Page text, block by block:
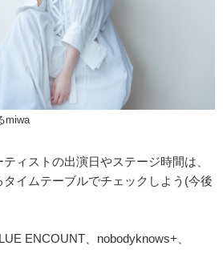
miwa
ィストの出演日やステージ時間は、
イムテーブルでチェックしよう(今後
ENCOUNT、nobodyknows+、